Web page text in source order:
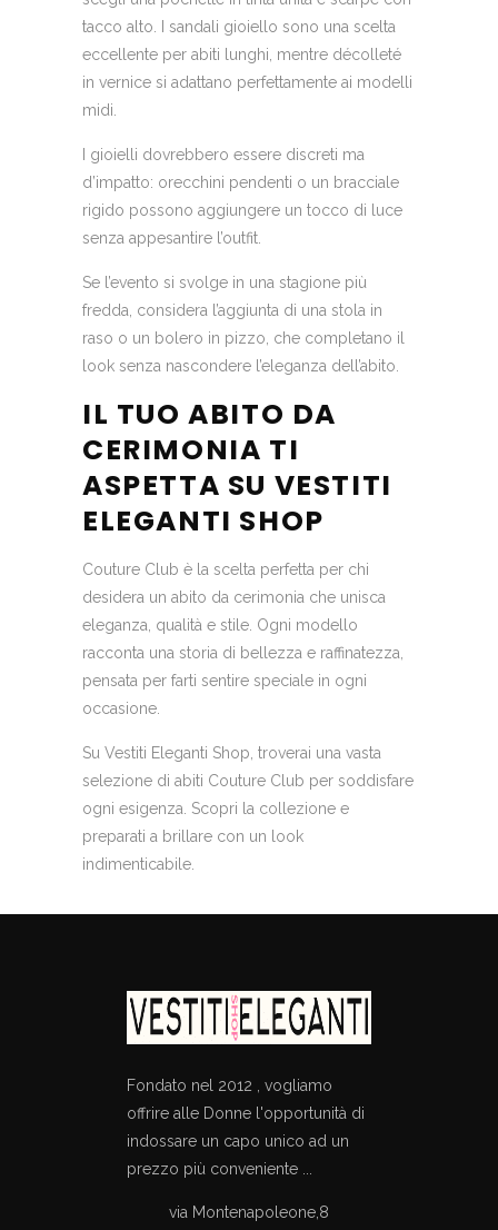
tacco alto. I sandali gioiello sono una scelta
eccellente per abiti lunghi, mentre décolleté
in vernice si adattano perfettamente ai modelli
midi.
I gioielli dovrebbero essere discreti ma
d’impatto: orecchini pendenti o un bracciale
rigido possono aggiungere un tocco di luce
senza appesantire l’outfit.
Se l’evento si svolge in una stagione più
fredda, considera l’aggiunta di una stola in
raso o un bolero in pizzo, che completano il
look senza nascondere l’eleganza dell’abito.
IL TUO ABITO DA
CERIMONIA TI
ASPETTA SU VESTITI
ELEGANTI SHOP
Couture Club è la scelta perfetta per chi
desidera un abito da cerimonia che unisca
eleganza, qualità e stile. Ogni modello
racconta una storia di bellezza e raffinatezza,
pensata per farti sentire speciale in ogni
occasione.
Su Vestiti Eleganti Shop, troverai una vasta
selezione di abiti Couture Club per soddisfare
ogni esigenza. Scopri la collezione e
preparati a brillare con un look
indimenticabile.
Fondato nel 2012 , vogliamo
offrire alle Donne l'opportunità di
indossare un capo unico ad un
prezzo più conveniente ...
via Montenapoleone,8